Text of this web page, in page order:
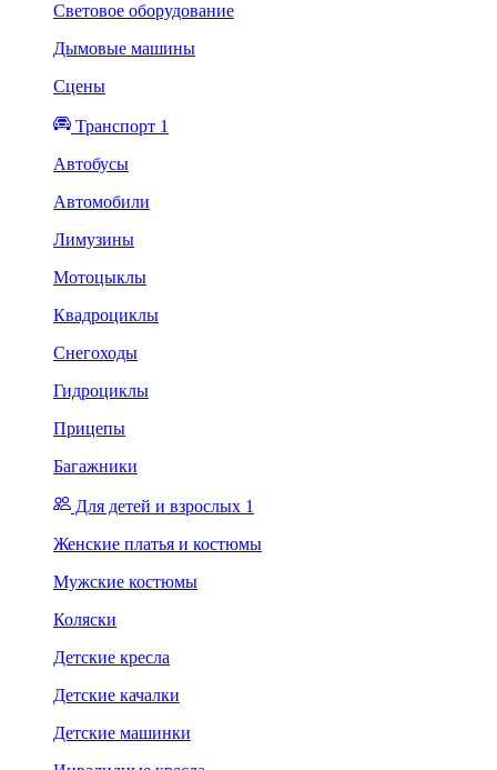
Световое оборудование
Дымовые машины
Сцены
Транспорт 1
Автобусы
Автомобили
Лимузины
Мотоцыклы
Квадроциклы
Снегоходы
Гидроциклы
Прицепы
Багажники
Для детей и взрослых 1
Женские платья и костюмы
Мужские костюмы
Коляски
Детские кресла
Детские качалки
Детские машинки